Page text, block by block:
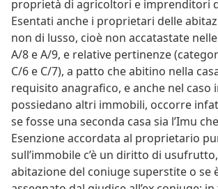
proprietà di agricoltori e imprenditori
Esentati anche i proprietari delle
non di lusso, cioè non accatastate
A/8 e A/9, e relative pertinenze
C/6 e C/7), a patto che abitino nella
requisito anagrafico, e anche nel caso
possiedano altri immobili, occorre
se fosse una seconda casa sia l’Imu
Esenzione accordata al proprietario
sull’immobile c’è un diritto di
abitazione del coniuge superstite o se